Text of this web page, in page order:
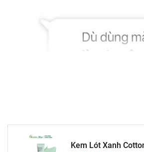
Kem Lót Xanh